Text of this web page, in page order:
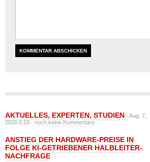
AKTUELLES, EXPERTEN, STUDIEN - Aug. 7,
2026 0:18 -noch keine Kommentare
ANSTIEG DER HARDWARE-PREISE IN
FOLGE KI-GETRIEBENER HALBLEITER-
NACHFRAGE